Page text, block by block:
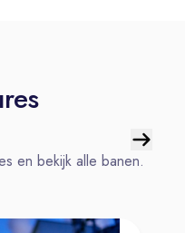
en bekijk alle banen.